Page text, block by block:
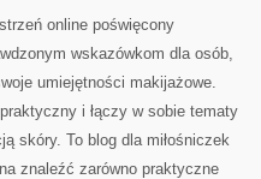
online poświęcony
wskazówkom dla osób,
umiejętności makijażowe.
i łączy w sobie tematy
skóry. To blog dla miłośniczek
znaleźć zarówno praktyczne